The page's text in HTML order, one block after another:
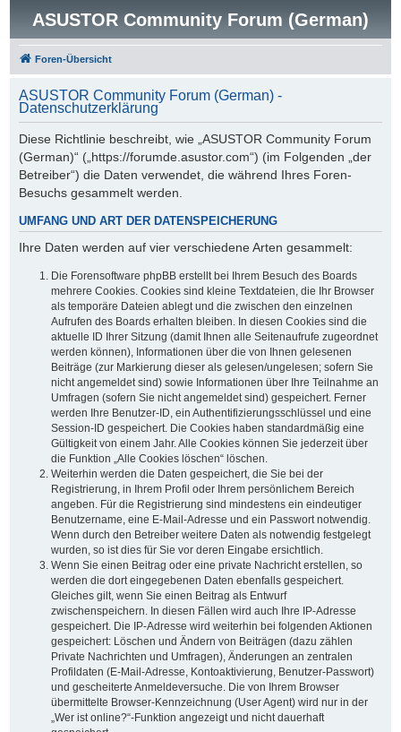
ASUSTOR Community Forum (German)
Foren-Übersicht
ASUSTOR Community Forum (German) -
Datenschutzerklärung
Diese Richtlinie beschreibt, wie „ASUSTOR Community Forum
(German)“ („https://forumde.asustor.com“) (im Folgenden „der
Betreiber“) die Daten verwendet, die während Ihres Foren-
Besuchs gesammelt werden.
UMFANG UND ART DER DATENSPEICHERUNG
Ihre Daten werden auf vier verschiedene Arten gesammelt:
Die Forensoftware phpBB erstellt bei Ihrem Besuch des Boards
mehrere Cookies. Cookies sind kleine Textdateien, die Ihr Browser
als temporäre Dateien ablegt und die zwischen den einzelnen
Aufrufen des Boards erhalten bleiben. In diesen Cookies sind die
aktuelle ID Ihrer Sitzung (damit Ihnen alle Seitenaufrufe zugeordnet
werden können), Informationen über die von Ihnen gelesenen
Beiträge (zur Markierung dieser als gelesen/ungelesen; sofern Sie
nicht angemeldet sind) sowie Informationen über Ihre Teilnahme an
Umfragen (sofern Sie nicht angemeldet sind) gespeichert. Ferner
werden Ihre Benutzer-ID, ein Authentifizierungsschlüssel und eine
Session-ID gespeichert. Die Cookies haben standardmäßig eine
Gültigkeit von einem Jahr. Alle Cookies können Sie jederzeit über
die Funktion „Alle Cookies löschen“ löschen.
Weiterhin werden die Daten gespeichert, die Sie bei der
Registrierung, in Ihrem Profil oder Ihrem persönlichem Bereich
angeben. Für die Registrierung sind mindestens ein eindeutiger
Benutzername, eine E-Mail-Adresse und ein Passwort notwendig.
Wenn durch den Betreiber weitere Daten als notwendig festgelegt
wurden, so ist dies für Sie vor deren Eingabe ersichtlich.
Wenn Sie einen Beitrag oder eine private Nachricht erstellen, so
werden die dort eingegebenen Daten ebenfalls gespeichert.
Gleiches gilt, wenn Sie einen Beitrag als Entwurf
zwischenspeichern. In diesen Fällen wird auch Ihre IP-Adresse
gespeichert. Die IP-Adresse wird weiterhin bei folgenden Aktionen
gespeichert: Löschen und Ändern von Beiträgen (dazu zählen
Private Nachrichten und Umfragen), Änderungen an zentralen
Profildaten (E-Mail-Adresse, Kontoaktivierung, Benutzer-Passwort)
und gescheiterte Anmeldeversuche. Die von Ihrem Browser
übermittelte Browser-Kennzeichnung (User Agent) wird nur in der
„Wer ist online?“-Funktion angezeigt und nicht dauerhaft